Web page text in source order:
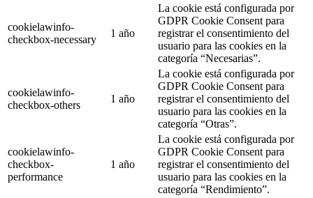
cookielawinfo-
checkbox-necessary
1 año
La cookie está configurada por
GDPR Cookie Consent para
registrar el consentimiento del
usuario para las cookies en la
categoría “Necesarias”.
cookielawinfo-
checkbox-others
1 año
La cookie está configurada por
GDPR Cookie Consent para
registrar el consentimiento del
usuario para las cookies en la
categoría “Otras”.
cookielawinfo-
checkbox-
performance
1 año
La cookie está configurada por
GDPR Cookie Consent para
registrar el consentimiento del
usuario para las cookies en la
categoría “Rendimiento”.